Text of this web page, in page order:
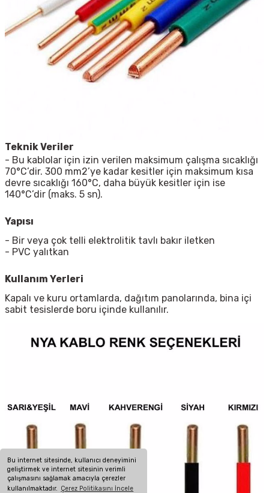
Bu internet sitesinde, kullanıcı deneyimini
geliştirmek ve internet sitesinin verimli
çalışmasını sağlamak amacıyla çerezler
kullanılmaktadır. Çerez Politikasını İncele
Teknik Veriler
- Bu kablolar için izin verilen maksimum çalışma sıcaklığı
70°C’dir. 300 mm2’ye kadar kesitler için maksimum kısa
devre sıcaklığı 160°C, daha büyük kesitler için ise
140°C’dir (maks. 5 sn).
Yapısı
- Bir veya çok telli elektrolitik tavlı bakır iletken
- PVC yalıtkan
Kullanım Yerleri
Kapalı ve kuru ortamlarda, dağıtım panolarında, bina içi
sabit tesislerde boru içinde kullanılır.